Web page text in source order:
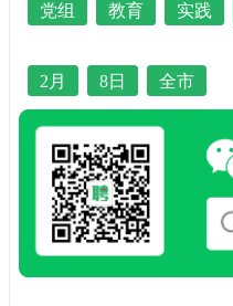
党组 教育 实践
2月 8日 全市